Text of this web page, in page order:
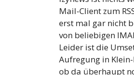
Mail-Client zum
erst mal gar nicht
von beliebigen
Leider ist die
Aufregung in
ob da überhaupt